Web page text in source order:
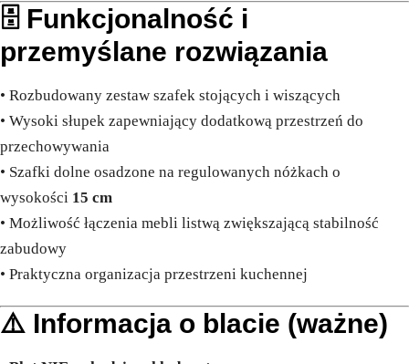
🗄️ Funkcjonalność i
przemyślane rozwiązania
• Rozbudowany zestaw szafek stojących i wiszących
• Wysoki słupek zapewniający dodatkową przestrzeń do
przechowywania
• Szafki dolne osadzone na regulowanych nóżkach o
wysokości 15 cm
• Możliwość łączenia mebli listwą zwiększającą stabilność
zabudowy
• Praktyczna organizacja przestrzeni kuchennej
⚠️ Informacja o blacie (ważne)